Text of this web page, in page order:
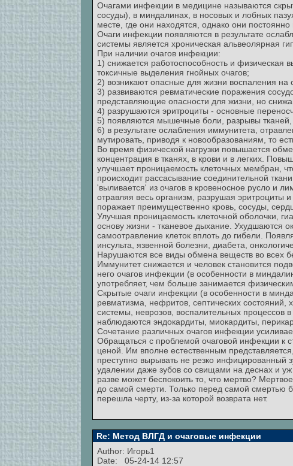
Очагами инфекции в медицине называются
сосуды), в миндалинах, в носовых и лобных
месте, где они находятся, однако они
Очаги инфекции появляются в результате
системы является хроническая альвеолярная
При наличии очагов инфекции:
1) снижается работоспособность и физическая
токсичные выделения гнойных очагов;
2) возникают опасные для жизни воспаления на
3) развиваются ревматические поражения
представляющие опасности для жизни, но
4) разрушаются эритроциты - основные
5) появляются мышечные боли, разрывы тканей,
6) в результате ослабления иммунитета,
мутировать, приводя к новообразованиям, то
Во время физической нагрузки повышается
концентрация в тканях, в крови и в легких.
улучшает проницаемость клеточных мембран,
происходит рассасывание соединительной
'выливается' из очагов в кровеносное русло и
отравляя весь организм, разрушая эритроциты
поражает преимущественно кровь, сосуды,
Улучшая проницаемость клеточной оболочки,
основу жизни - тканевое дыхание. Ухудшаются
самоотравление клеток вплоть до гибели.
инсульта, язвенной болезни, диабета,
Нарушаются все виды обмена веществ во всех
Иммунитет снижается и человек становится
него очагов инфекции (в особенности в
употребляет, чем больше занимается
Скрытые очаги инфекции (в особенности в
ревматизма, нефритов, септических состояний,
системы, неврозов, воспалительных процессов
наблюдаются эндокардиты, миокардиты,
Сочетание различных очагов инфекции
Обращаться с проблемой очаговой инфекции к
ценой. Им вполне естественным
преступно вырывать не резко инфицированный
удалении даже зубов со свищами на деснах и
разве может беспокоить то, что мертво?
до самой смерти. Только перед самой смертью
перешла черту, из-за которой возврата нет.
Re: Метод ВЛГД и очаговые инфекции
Author: Игорь1
Date: 05-24-14 12:57